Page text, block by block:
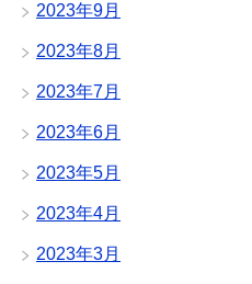
2023年9月
2023年8月
2023年7月
2023年6月
2023年5月
2023年4月
2023年3月